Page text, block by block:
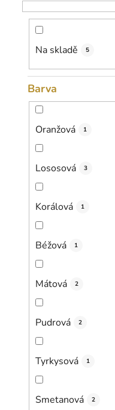
d
ů
Na skladě 5
Barva
Oranžová 1
Lososová 3
Korálová 1
Béžová 1
Mátová 2
Pudrová 2
Tyrkysová 1
Smetanová 2